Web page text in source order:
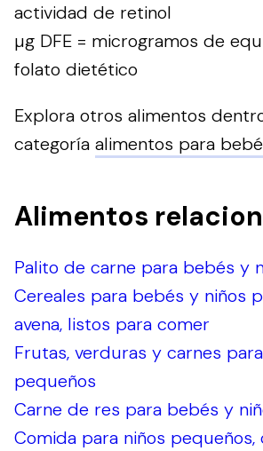
actividad de retinol
µg DFE = microgramos de
folato dietético
Explora otros alimentos
categoría alimentos para
Alimentos
Palito de carne para bebés y
Cereales para bebés y niños
avena, listos para comer
Frutas, verduras y carnes
pequeños
Carne de res para bebés y
Comida para niños pequeños,